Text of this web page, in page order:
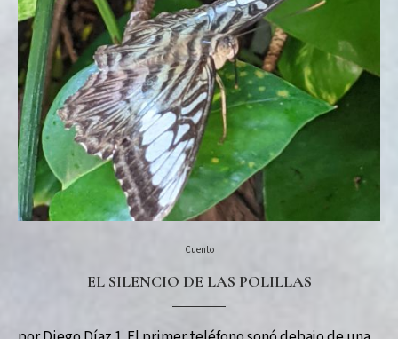
Cuento
EL SILENCIO DE LAS POLILLAS